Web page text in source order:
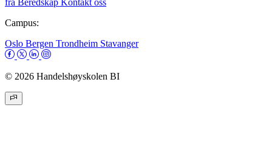
fra Beredskap Kontakt oss
Campus:
Oslo Bergen Trondheim Stavanger
© 2026 Handelshøyskolen BI